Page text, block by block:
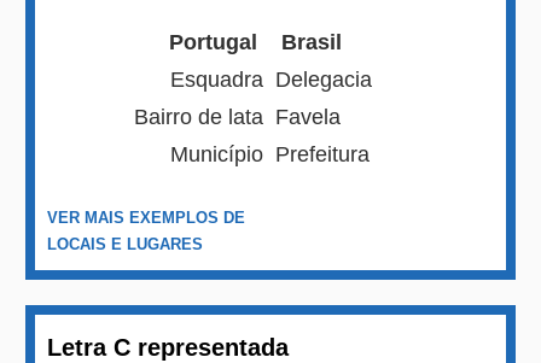
Portugal
Brasil
Esquadra Delegacia
Bairro de lata Favela
Município Prefeitura
VER MAIS EXEMPLOS DE
LOCAIS E LUGARES
Letra C representada